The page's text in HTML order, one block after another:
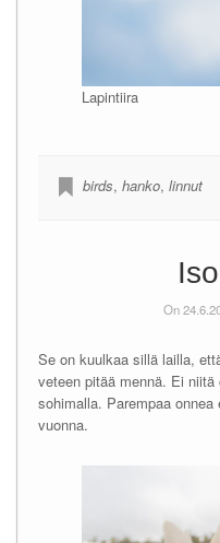
Lapintiira
birds, hanko, linnut
On
Se on kuulkaa sillä lailla,
veteen pitää mennä. Ei
sohimalla. Parempaa
vuonna.